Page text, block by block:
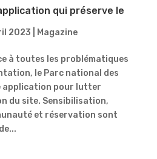
qui préserve le
2023 Magazine
à toutes les problématiques
le Parc national des
application pour lutter
du site. Sensibilisation,
et réservation sont